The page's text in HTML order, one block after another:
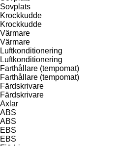
Sovplats
Krockkudde
Krockkudde
Värmare
Värmare
Luftkonditionering
Luftkonditionering
Farthållare (tempomat)
Farthållare (tempomat)
Färdskrivare
Färdskrivare
Axlar
ABS
ABS
EBS
EBS